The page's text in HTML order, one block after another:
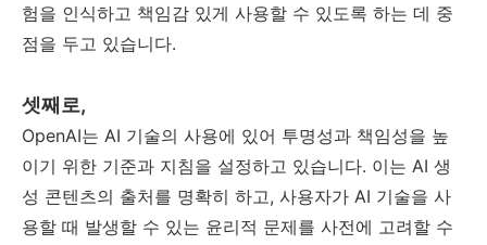
험을 인식하고 책임감 있게 사용할 수 있도록 하는 데 중
점을 두고 있습니다.
셋째로,
OpenAI는 AI 기술의 사용에 있어 투명성과 책임성을 높
이기 위한 기준과 지침을 설정하고 있습니다. 이는 AI 생
성 콘텐츠의 출처를 명확히 하고, 사용자가 AI 기술을 사
용할 때 발생할 수 있는 윤리적 문제를 사전에 고려할 수